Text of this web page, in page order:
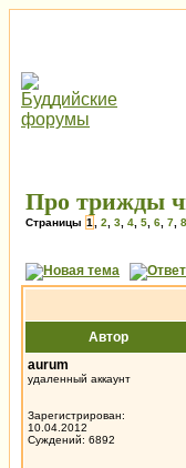
Про трижды
Страницы 1 2 3 4 5 6 7 8
Автор
aurum
удаленный аккаунт
Зарегистрирован:
10.04.2012
Суждений: 6892